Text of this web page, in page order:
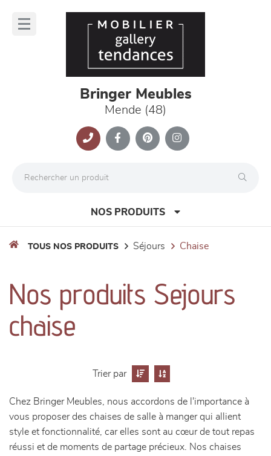
Bringer Meubles
Mende (48)
NOS PRODUITS
séjours
meubles de complément
chambres et dressing
décoration
TOUS NOS PRODUITS séjours chaise
Nos produits Sejours
chaise
Trier par
Chez Bringer Meubles, nous accordons de l'importance à
vous proposer des chaises de salle à manger qui allient
style et fonctionnalité, car elles sont au cœur de tout repas
réussi et de moments de partage précieux. Nos chaises